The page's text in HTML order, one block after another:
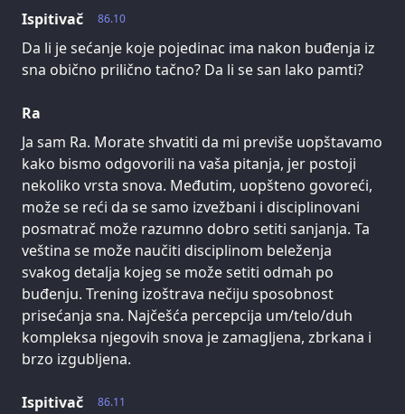
86.10
Ispitivač
Da li je sećanje koje pojedinac ima nakon buđenja iz
sna obično prilično tačno? Da li se san lako pamti?
Ra
Ja sam Ra. Morate shvatiti da mi previše uopštavamo
kako bismo odgovorili na vaša pitanja, jer postoji
nekoliko vrsta snova. Međutim, uopšteno govoreći,
može se reći da se samo izvežbani i disciplinovani
posmatrač može razumno dobro setiti sanjanja. Ta
veština se može naučiti disciplinom beleženja
svakog detalja kojeg se može setiti odmah po
buđenju. Trening izoštrava nečiju sposobnost
prisećanja sna. Najčešća percepcija um/telo/duh
kompleksa njegovih snova je zamagljena, zbrkana i
brzo izgubljena.
86.11
Ispitivač